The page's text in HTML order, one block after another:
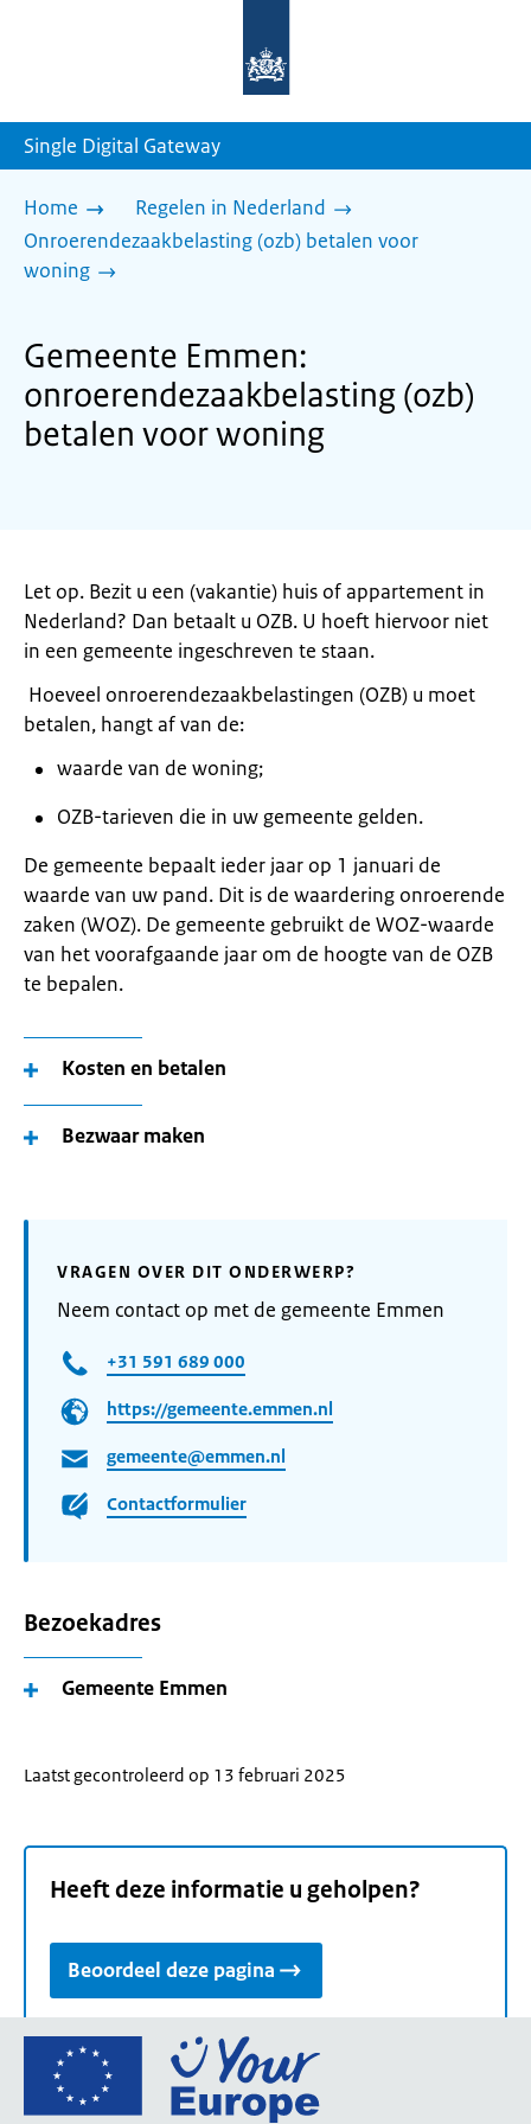
homepage
Single Digital Gateway
Home
Regelen in Nederland
Onroerendezaakbelasting (ozb) betalen voor
woning
Gemeente Emmen:
onroerendezaakbelasting (ozb)
betalen voor woning
Let op. Bezit u een (vakantie) huis of appartement in
Nederland? Dan betaalt u OZB. U hoeft hiervoor niet
in een gemeente ingeschreven te staan.
Hoeveel onroerendezaakbelastingen (OZB) u moet
betalen, hangt af van de:
waarde van de woning;
OZB-tarieven die in uw gemeente gelden.
De gemeente bepaalt ieder jaar op 1 januari de
waarde van uw pand. Dit is de waardering onroerende
zaken (WOZ). De gemeente gebruikt de WOZ-waarde
van het voorafgaande jaar om de hoogte van de OZB
te bepalen.
Kosten en betalen
Bezwaar maken
VRAGEN OVER DIT ONDERWERP?
Neem contact op met de gemeente Emmen
+31 591 689 000
https://gemeente.emmen.nl
gemeente@emmen.nl
Contactformulier
Bezoekadres
Gemeente Emmen
Laatst gecontroleerd op 13 februari 2025
Heeft deze informatie u geholpen?
Beoordeel deze pagina
Ga
de